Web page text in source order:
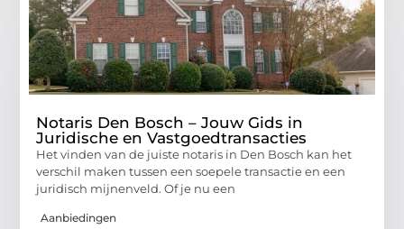
Notaris Den Bosch – Jouw Gids in
Juridische en Vastgoedtransacties
Het vinden van de juiste notaris in Den Bosch kan het
verschil maken tussen een soepele transactie en een
juridisch mijnenveld. Of je nu een
Aanbiedingen